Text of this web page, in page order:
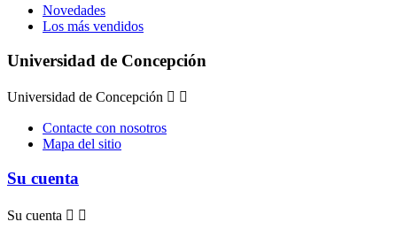
Novedades
Los más vendidos
Universidad de Concepción
Universidad de Concepción  
Contacte con nosotros
Mapa del sitio
Su cuenta
Su cuenta  